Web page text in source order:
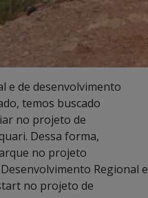
e de desenvolvimento
temos buscado
no projeto de
Dessa forma,
no projeto
Regional e
no projeto de